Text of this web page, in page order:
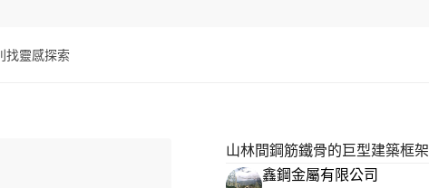
找靈感探索
山林間鋼筋鐵骨的巨型建築框架
鑫鋼金屬有限公司